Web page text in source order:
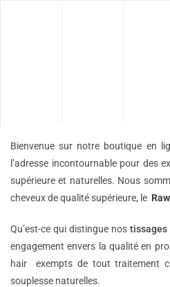
Bienvenue sur notre boutique en
l’adresse incontournable pour des
supérieure et naturelles. Nous
cheveux de qualité supérieure, le
Qu’est-ce qui distingue nos tissages
engagement envers la qualité en
hair exempts de tout traitement
souplesse naturelles.